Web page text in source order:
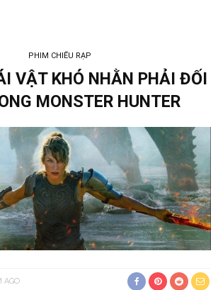
PHIM CHIẾU RẠP
VẬT KHÓ NHẰN PHẢI ĐỐI
MONSTER HUNTER
AGO